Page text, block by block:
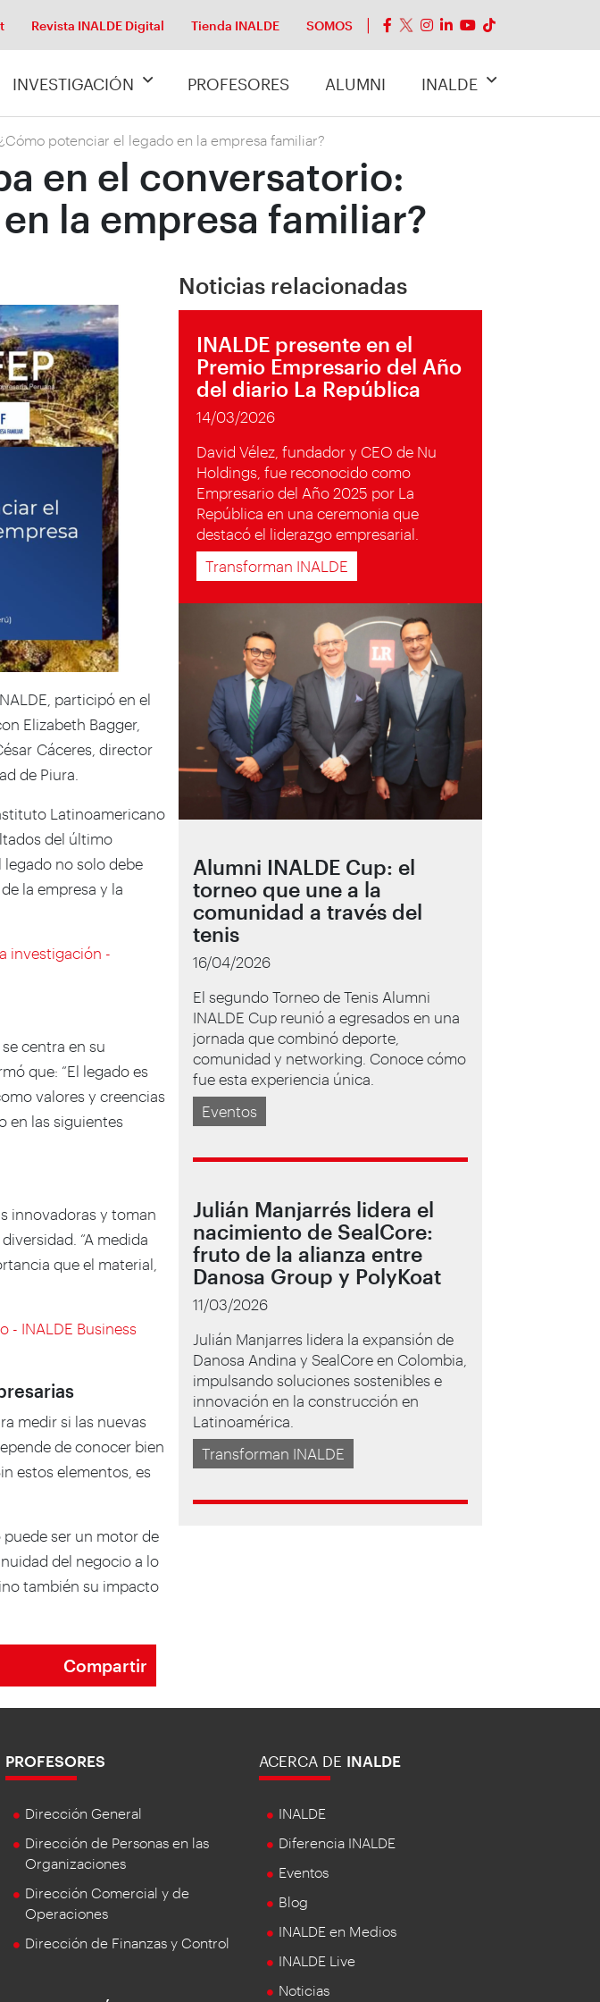
Revista INALDE Digital Tienda INALDE SOMOS
INVESTIGACIÓN PROFESORES ALUMNI INALDE
potenciar el legado en la empresa familiar?
en el conversatorio:
la empresa familiar?
participó en el
Elizabeth Bagger,
Cáceres, director
de Piura.
Latinoamericano
del último
legado no solo debe
la empresa y la
investigación -
centra en su
que: “El legado es
valores y creencias
en las siguientes
innovadoras y toman
“A medida
que el material,
- INALDE Business
medir si las nuevas
de conocer bien
estos elementos, es
ser un motor de
del negocio a lo
también su impacto
Compartir
Noticias relacionadas
INALDE presente en el
Premio Empresario del Año
del diario La República
14/03/2026
David Vélez, fundador y CEO de Nu
Holdings, fue reconocido como
Empresario del Año 2025 por La
República en una ceremonia que
destacó el liderazgo empresarial.
Transforman INALDE
Alumni INALDE Cup: el
torneo que une a la
comunidad a través del
tenis
16/04/2026
El segundo Torneo de Tenis Alumni
INALDE Cup reunió a egresados en una
jornada que combinó deporte,
comunidad y networking. Conoce cómo
fue esta experiencia única.
Eventos
Julián Manjarrés lidera el
nacimiento de SealCore:
fruto de la alianza entre
Danosa Group y PolyKoat
11/03/2026
Julián Manjarres lidera la expansión de
Danosa Andina y SealCore en Colombia,
impulsando soluciones sostenibles e
innovación en la construcción en
Latinoamérica.
Transforman INALDE
PROFESORES
Dirección General
Dirección de Personas en las
Organizaciones
Dirección Comercial y de
Operaciones
Dirección de Finanzas y Control
ACERCA DE INALDE
INALDE
Diferencia INALDE
Eventos
Blog
INALDE en Medios
INALDE Live
Noticias